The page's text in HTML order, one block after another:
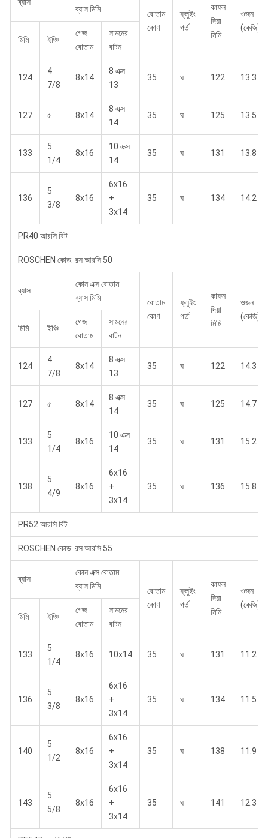
ব্যাস মিমি
বোতাম
কোণ
ফ্লুইং
গর্ত
কাফন
দিয়া
মিমি
ওজন
(কেজি)
মিমি
ইঞ্চি
গেজ
বোতাম
সামনের
বাটন
124
4
7/8
8x14
8 এক্স
13
35 ঘ 122 13.3
127 ৫ 8x14
8 এক্স
14
35 ঘ 125 13.5
133
5
1/4
8x16
10 এক্স
14
35 ঘ 131 13.8
136
5
3/8
8x16
6x16
+
3x14
35 ঘ 134 14.2
PR40 আরসি বিট
ROSCHEN কোড: রস আরসি 50
ব্যাস
কোন এক্স বোতাম
ব্যাস মিমি
বোতাম
কোণ
ফ্লুইং
গর্ত
কাফন
দিয়া
মিমি
ওজন
(কেজি)
মিমি
ইঞ্চি
গেজ
বোতাম
সামনের
বাটন
124
4
7/8
8x14
8 এক্স
13
35 ঘ 122 14.3
127 ৫ 8x14
8 এক্স
14
35 ঘ 125 14.7
133
5
1/4
8x16
10 এক্স
14
35 ঘ 131 15.2
138
5
4/9
8x16
6x16
+
3x14
35 ঘ 136 15.8
PR52 আরসি বিট
ROSCHEN কোড: রস আরসি 55
ব্যাস
কোন এক্স বোতাম
ব্যাস মিমি
বোতাম
কোণ
ফ্লুইং
গর্ত
কাফন
দিয়া
মিমি
ওজন
(কেজি)
মিমি
ইঞ্চি
গেজ
বোতাম
সামনের
বাটন
133
5
1/4
8x16 10x14 35 ঘ 131 11.2
136
5
3/8
8x16
6x16
+
3x14
35 ঘ 134 11.5
140
5
1/2
8x16
6x16
+
3x14
35 ঘ 138 11.9
143
5
5/8
8x16
6x16
+
3x14
35 ঘ 141 12.3